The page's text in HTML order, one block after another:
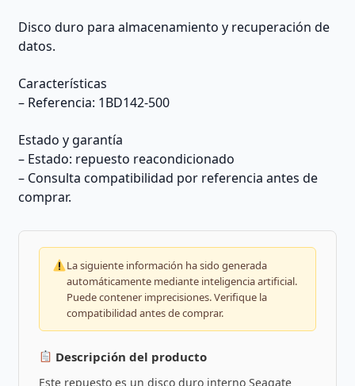
Disco duro para almacenamiento y recuperación de
datos.
Características
– Referencia: 1BD142-500
Estado y garantía
– Estado: repuesto reacondicionado
– Consulta compatibilidad por referencia antes de
comprar.
La siguiente información ha sido generada
automáticamente mediante inteligencia artificial.
Puede contener imprecisiones. Verifique la
compatibilidad antes de comprar.
Descripción del producto
Este repuesto es un disco duro interno Seagate